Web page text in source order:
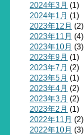
2024年3月 (1)
2024年1月 (1)
2023年12月 (2)
2023年11月 (4)
2023年10月 (3)
2023年9月 (1)
2023年7月 (2)
2023年5月 (1)
2023年4月 (2)
2023年3月 (2)
2023年2月 (1)
2022年11月 (2)
2022年10月 (3)